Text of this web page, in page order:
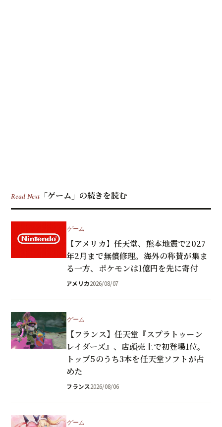
Read Next「ゲーム」の続きを読む
ゲーム
【アメリカ】任天堂、熊本地震で2027
年2月まで無償修理。海外の称賛が集ま
る一方、ポケモンは1億円を先に寄付
アメリカ2026/08/07
ゲーム
【フランス】任天堂『スプラトゥーン
レイダーズ』、店頭売上で初登場1位。
トップ5のうち3本を任天堂ソフトが占
めた
フランス2026/08/06
ゲーム